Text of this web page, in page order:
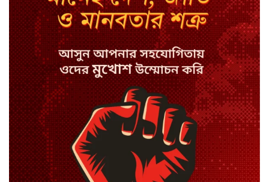
সিরাজগঞ্জে বাস ট্রাক দুর্ঘটনা, চালকসহ
নিহত ২
স্পিকারের নামে জাল ডিও, প্রতারণার
অভিযোগে এসিল্যান্ডের বিরুদ্ধে মামলা
সাদা না বাদামি চিনি, কোনটি ভালো?